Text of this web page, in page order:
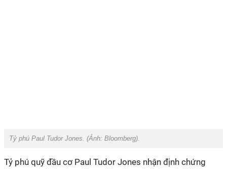
Tỷ phú Paul Tudor Jones. (Ảnh: Bloomberg).
Tỷ phú quỹ đầu cơ Paul Tudor Jones nhận định chứng